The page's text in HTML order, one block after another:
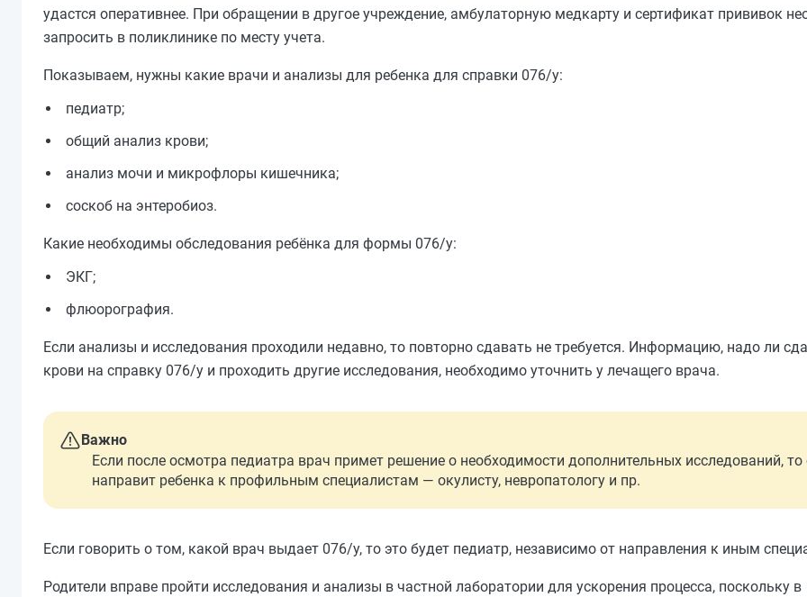
удастся оперативнее. При обращении в другое учреждение, амбулаторную медкарту и сертификат прививок
запросить в поликлинике по месту учета.
Показываем, нужны какие врачи и анализы для ребенка для справки 076/у:
педиатр;
общий анализ крови;
анализ мочи и микрофлоры кишечника;
соскоб на энтеробиоз.
Какие необходимы обследования ребёнка для формы 076/у:
ЭКГ;
флюорография.
Если анализы и исследования проходили недавно, то повторно сдавать не требуется. Информацию, надо ли
крови на справку 076/у и проходить другие исследования, необходимо уточнить у лечащего врача.
Важно
Если после осмотра педиатра врач примет решение о необходимости дополнительных исследований, то
направит ребенка к профильным специалистам — окулисту, невропатологу и пр.
Если говорить о том, какой врач выдает 076/у, то это будет педиатр, независимо от направления к иным
Родители вправе пройти исследования и анализы в частной лаборатории для ускорения процесса, поскольку в